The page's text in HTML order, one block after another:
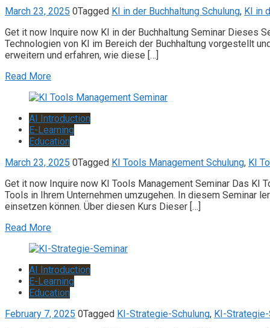
March 23, 2025 0Tagged KI in der Buchhaltung Schulung, KI in
Get it now Inquire now KI in der Buchhaltung Seminar Dieses
Technologien von KI im Bereich der Buchhaltung vorgestellt
erweitern und erfahren, wie diese […]
Read More
AI Introduction
E-Learning
Education
March 23, 2025 0Tagged KI Tools Management Schulung, KI
Get it now Inquire now KI Tools Management Seminar Das
Tools in Ihrem Unternehmen umzugehen. In diesem Seminar
einsetzen können. Über diesen Kurs Dieser […]
Read More
AI Introduction
E-Learning
Education
February 7, 2025 0Tagged KI-Strategie-Schulung, KI-